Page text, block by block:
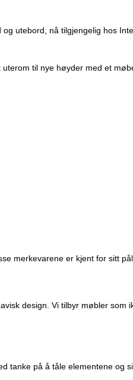
utebord, nå tilgjengelig hos
til nye høyder med et
merkevarene er kjent for sitt
design. Vi tilbyr møbler
tanke på å tåle elementene og